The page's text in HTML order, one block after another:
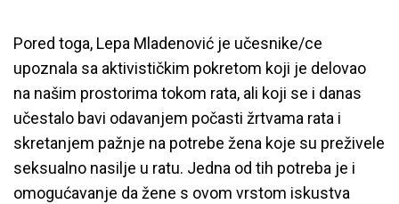
Pored toga, Lepa Mladenović je učesnike/ce
upoznala sa aktivističkim pokretom koji je delovao
na našim prostorima tokom rata, ali koji se i danas
učestalo bavi odavanjem počasti žrtvama rata i
skretanjem pažnje na potrebe žena koje su preživele
seksualno nasilje u ratu. Jedna od tih potreba je i
omogućavanje da žene s ovom vrstom iskustva